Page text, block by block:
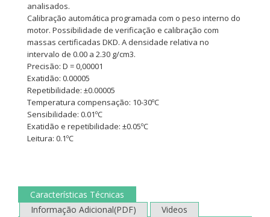
analisados.
Calibração automática programada com o peso interno do
motor. Possibilidade de verificação e calibração com
massas certificadas DKD. A densidade relativa no
intervalo de 0.00 a 2.30 g/cm3.
Precisão: D = 0,00001
Exatidão: 0.00005
Repetibilidade: ±0.00005
Temperatura compensação: 10-30ºC
Sensibilidade: 0.01ºC
Exatidão e repetibilidade: ±0.05ºC
Leitura: 0.1ºC
Características Técnicas
Informação Adicional(PDF)
Videos